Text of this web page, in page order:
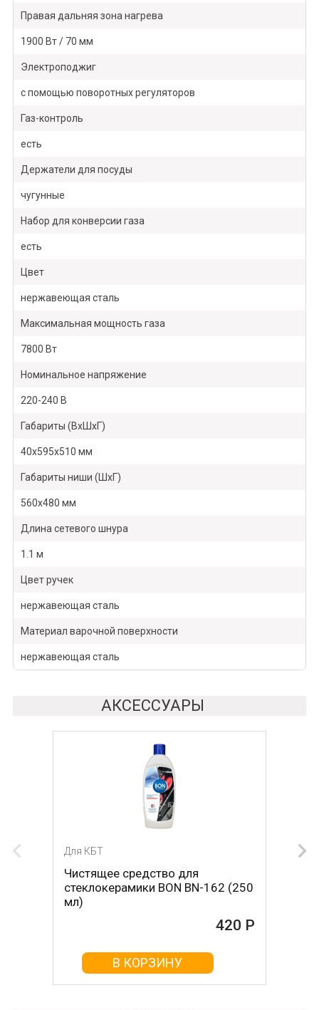
Правая дальняя зона нагрева
1900 Вт / 70 мм
Электроподжиг
с помощью поворотных регуляторов
Газ-контроль
есть
Держатели для посуды
чугунные
Набор для конверсии газа
есть
Цвет
нержавеющая сталь
Максимальная мощность газа
7800 Вт
Номинальное напряжение
220-240 В
Габариты (ВхШхГ)
40х595х510 мм
Габариты ниши (ШхГ)
560х480 мм
Длина сетевого шнура
1.1 м
Цвет ручек
нержавеющая сталь
Материал варочной поверхности
нержавеющая сталь
АКСЕССУАРЫ
Для КБТ
Чистящее средство для
стеклокерамики BON BN-162 (250
мл)
420 Р
В КОРЗИНУ
Для КБТ
Скребок для ухода за
стеклокерамикой BON BN-603
В КОРЗИНУ